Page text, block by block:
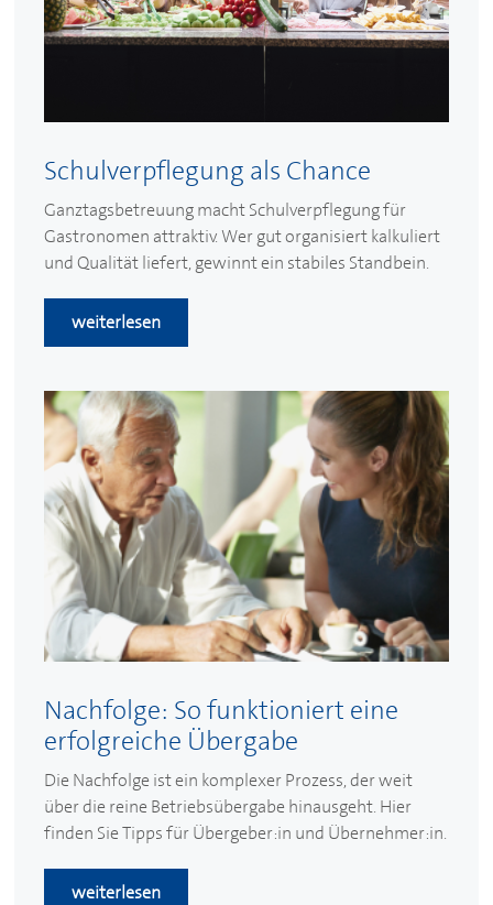
Schulverpflegung als Chance
Ganztagsbetreuung macht Schulverpflegung für
Gastronomen attraktiv. Wer gut organisiert kalkuliert
und Qualität liefert, gewinnt ein stabiles Standbein.
weiterlesen
Nachfolge: So funktioniert eine
erfolgreiche Übergabe
Die Nachfolge ist ein komplexer Prozess, der weit
über die reine Betriebsübergabe hinausgeht. Hier
finden Sie Tipps für Übergeber:in und Übernehmer:in.
weiterlesen